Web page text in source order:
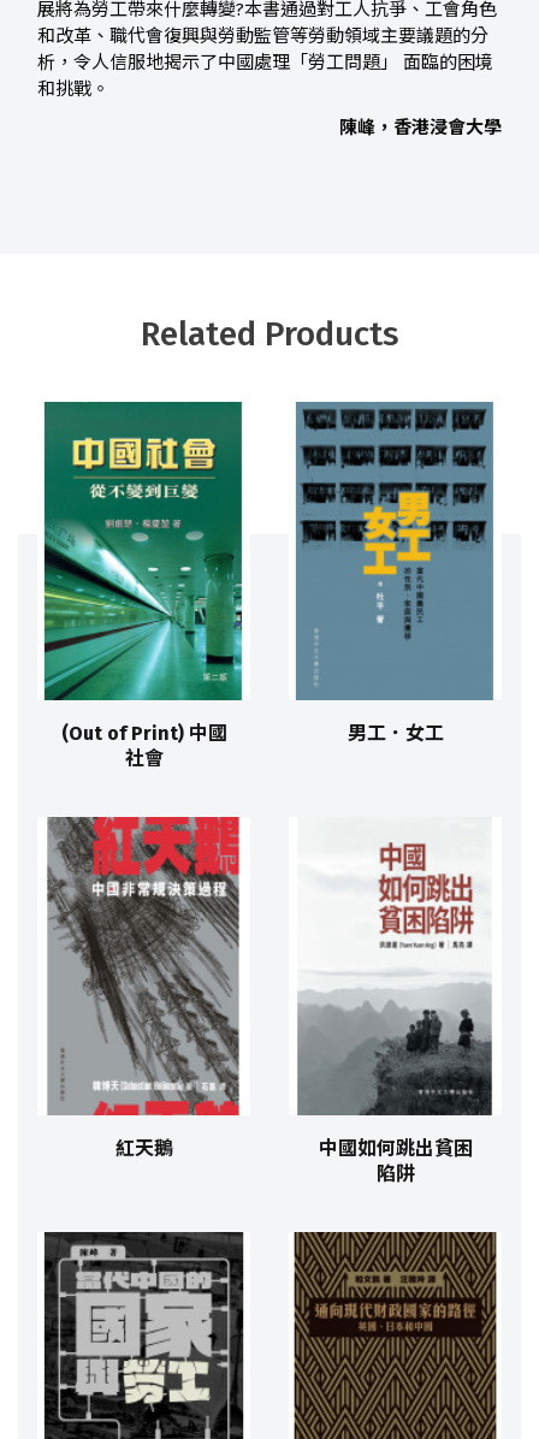
展將為勞工帶來什麼轉變?本書通過對工人抗爭、工會角色
和改革、職代會復興與勞動監管等勞動領域主要議題的分
析，令人信服地揭示了中國處理「勞工問題」 面臨的困境
和挑戰。
陳峰，香港浸會大學
Related Products
(Out of Print) 中國
社會
男工．女工
紅天鵝
中國如何跳出貧困
陷阱